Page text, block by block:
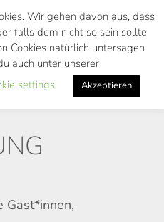
Gäst*innen,
Wir gehen davon aus, dass
falls dem nicht so sein sollte
Cookies natürlich untersagen.
auch unter unserer
settings Akzeptieren